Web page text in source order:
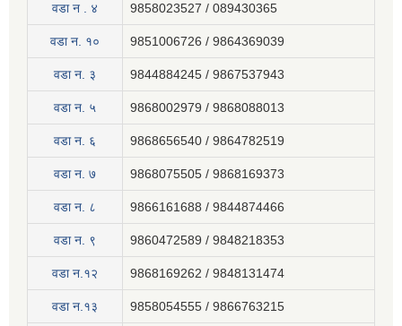
वडा न . ४ 9858023527 / 089430365
वडा न. १० 9851006726 / 9864369039
वडा न. ३ 9844884245 / 9867537943
वडा न. ५ 9868002979 / 9868088013
वडा न. ६ 9868656540 / 9864782519
वडा न. ७ 9868075505 / 9868169373
वडा न. ८ 9866161688 / 9844874466
वडा न. ९ 9860472589 / 9848218353
वडा न.१२ 9868169262 / 9848131474
वडा न.१३ 9858054555 / 9866763215